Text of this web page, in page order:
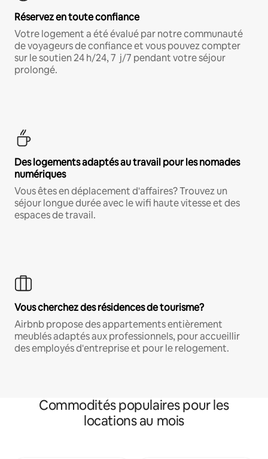
Réservez en toute confiance
Votre logement a été évalué par notre communauté
de voyageurs de confiance et vous pouvez compter
sur le soutien 24 h/24, 7 j/7 pendant votre séjour
prolongé.
Des logements adaptés au travail pour les nomades
numériques
Vous êtes en déplacement d'affaires? Trouvez un
séjour longue durée avec le wifi haute vitesse et des
espaces de travail.
Vous cherchez des résidences de tourisme?
Airbnb propose des appartements entièrement
meublés adaptés aux professionnels, pour accueillir
des employés d'entreprise et pour le relogement.
Commodités populaires pour les
locations au mois